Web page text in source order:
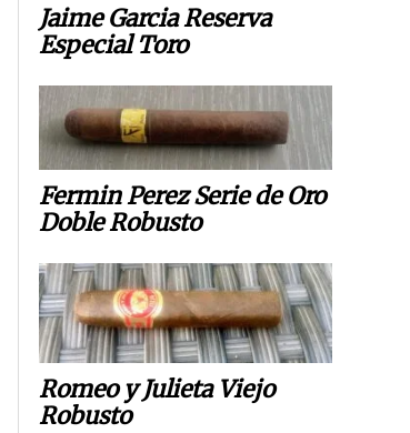
Jaime Garcia Reserva
Especial Toro
Fermin Perez Serie de Oro
Doble Robusto
Romeo y Julieta Viejo
Robusto